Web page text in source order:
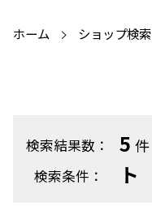
ホーム ショップ検索
検索結果数： 5件
検索条件： ト